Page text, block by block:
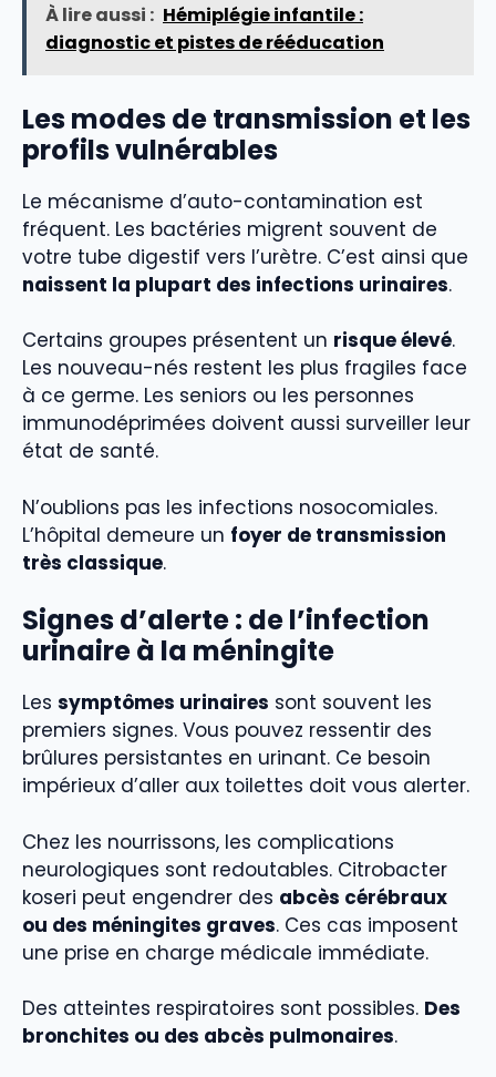
À lire aussi : Hémiplégie infantile :
diagnostic et pistes de rééducation
Les modes de transmission et les
profils vulnérables
Le mécanisme d’auto-contamination est
fréquent. Les bactéries migrent souvent de
votre tube digestif vers l’urètre. C’est ainsi que
naissent la plupart des infections urinaires.
Certains groupes présentent un risque élevé.
Les nouveau-nés restent les plus fragiles face
à ce germe. Les seniors ou les personnes
immunodéprimées doivent aussi surveiller leur
état de santé.
N’oublions pas les infections nosocomiales.
L’hôpital demeure un foyer de transmission
très classique.
Signes d’alerte : de l’infection
urinaire à la méningite
Les symptômes urinaires sont souvent les
premiers signes. Vous pouvez ressentir des
brûlures persistantes en urinant. Ce besoin
impérieux d’aller aux toilettes doit vous alerter.
Chez les nourrissons, les complications
neurologiques sont redoutables. Citrobacter
koseri peut engendrer des abcès cérébraux
ou des méningites graves. Ces cas imposent
une prise en charge médicale immédiate.
Des atteintes respiratoires sont possibles. Des
bronchites ou des abcès pulmonaires.